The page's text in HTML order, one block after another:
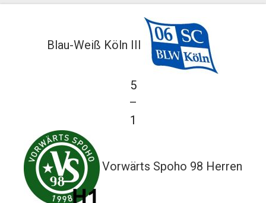
Blau-Weiß Köln III
5
—
1
Vorwärts Spoho 98 Herren